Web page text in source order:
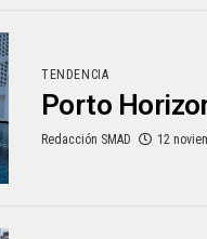
TENDENCIA
Porto
Redacción SMAD 12